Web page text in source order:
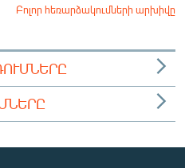
Բոլոր հեռարձակումների արխիվը